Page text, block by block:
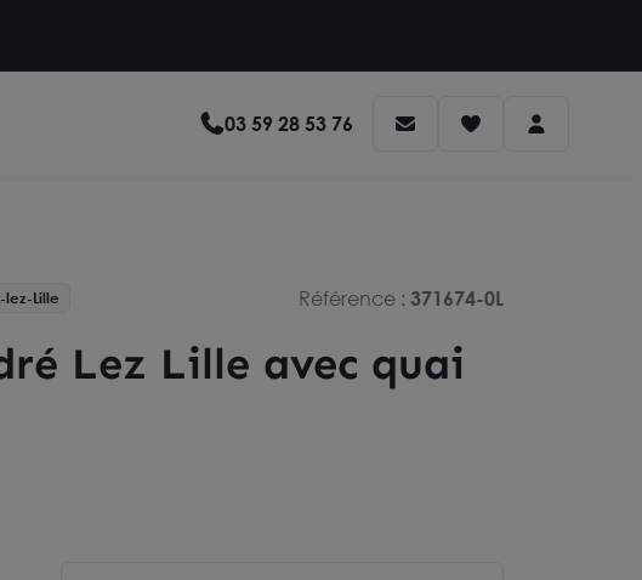
03 59 28 53 76
lez-Lille Référence : 371674-0L
Lez Lille avec quai